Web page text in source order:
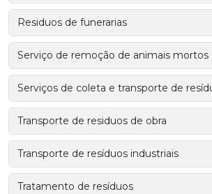
Residuos de funerarias
Serviço de remoção de animais mortos
Serviços de coleta e transporte de
Transporte de residuos de obra
Transporte de resíduos industriais
Tratamento de resíduos